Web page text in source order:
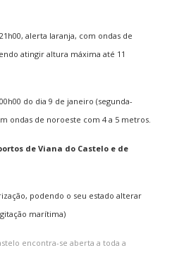
alerta laranja, com ondas de
atingir altura máxima até 11
do dia 9 de janeiro (segunda-
ondas de noroeste com 4 a 5 metros.
de Viana do Castelo e de
podendo o seu estado alterar
marítima)
encontra-se aberta a toda a